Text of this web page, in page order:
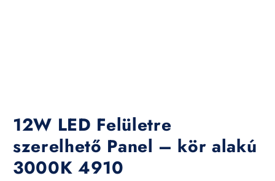
12W LED Felületre
szerelhető Panel – kör alakú
3000K 4910